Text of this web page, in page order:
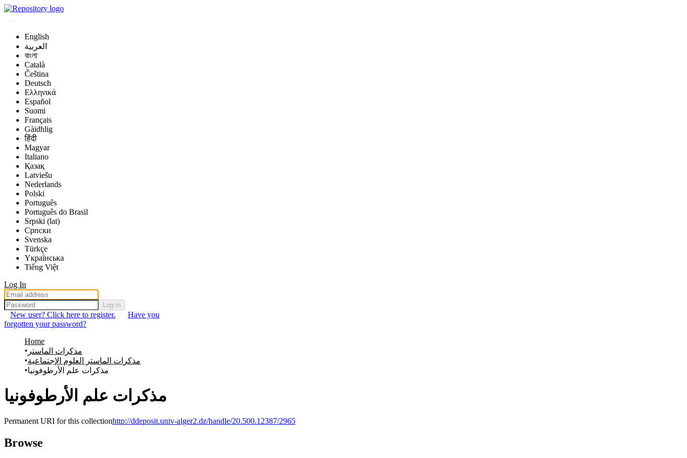
English
العربية
বাংলা
Català
Čeština
Deutsch
Ελληνικά
Español
Suomi
Français
Gàidhlig
हिंदी
Magyar
Italiano
Қазақ
Latviešu
Nederlands
Polski
Português
Português do Brasil
Srpski (lat)
Српски
Svenska
Türkçe
Yкраї́нська
Tiếng Việt
Log In
Log in
New user? Click here to register.
Have you
forgotten your password?
Home
مذكرات الماستر
مذكرات الماستر العلوم الإجتماعية
مذكرات علم الأرطوفونيا
مذكرات علم الأرطوفونيا
Permanent URI for this collectionhttp://ddeposit.univ-alger2.dz/handle/20.500.12387/2965
Browse